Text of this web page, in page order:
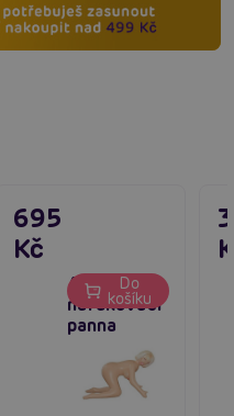
Anna -
nafukovací
panna
695
Kč
Do
košíku